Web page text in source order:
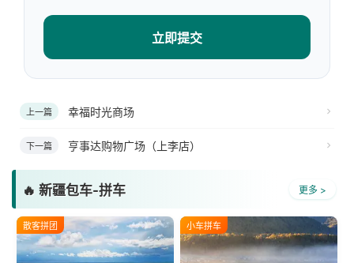
立即提交
上一篇 幸福时光商场
下一篇 亨事达购物广场（上李店）
🔥 新疆包车-拼车 更多 >
散客拼团 小车拼车